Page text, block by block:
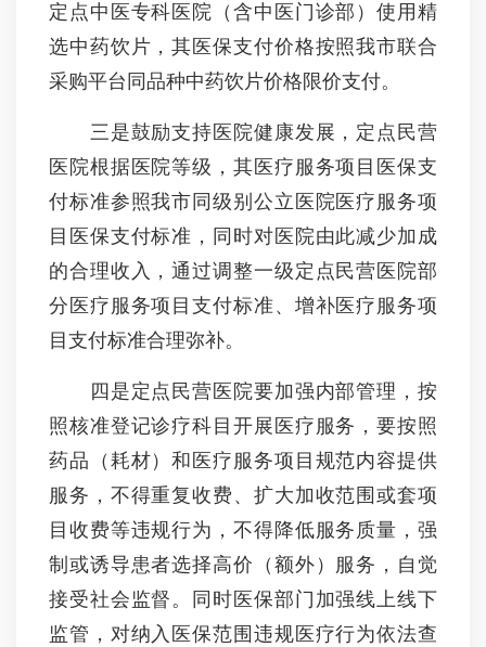
定点中医专科医院（含中医门诊部）使用精
选中药饮片，其医保支付价格按照我市联合
采购平台同品种中药饮片价格限价支付。
三是鼓励支持医院健康发展，定点民营
医院根据医院等级，其医疗服务项目医保支
付标准参照我市同级别公立医院医疗服务项
目医保支付标准，同时对医院由此减少加成
的合理收入，通过调整一级定点民营医院部
分医疗服务项目支付标准、增补医疗服务项
目支付标准合理弥补。
四是定点民营医院要加强内部管理，按
照核准登记诊疗科目开展医疗服务，要按照
药品（耗材）和医疗服务项目规范内容提供
服务，不得重复收费、扩大加收范围或套项
目收费等违规行为，不得降低服务质量，强
制或诱导患者选择高价（额外）服务，自觉
接受社会监督。同时医保部门加强线上线下
监管，对纳入医保范围违规医疗行为依法查